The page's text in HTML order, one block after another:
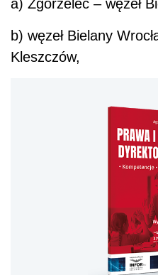
a) Zgorzelec – węzeł
b) węzeł Bielany
Kleszczów,